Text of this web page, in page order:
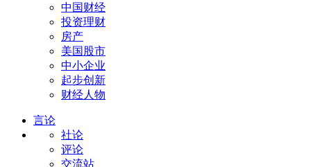
中国财经
投资理财
房产
美国股市
中小企业
起步创新
财经人物
言论
社论
评论
交流站